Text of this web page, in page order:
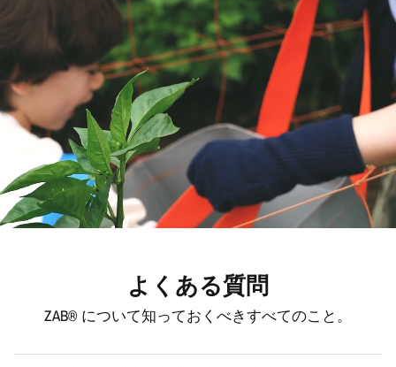
畑に、アウトドアに、日常に。
たっぷり入って水にも強いあなたの好奇心を受け止め
る防水素材バッグ「ZAB®」
よくある質問
ZAB® について知っておくべきすべてのこと。